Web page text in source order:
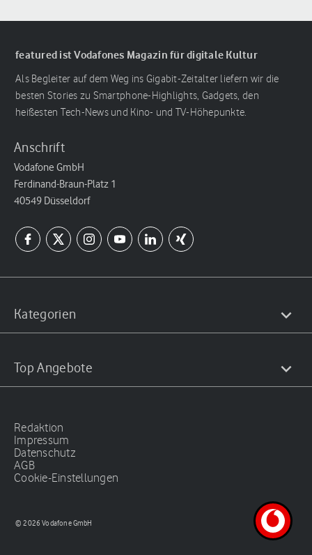
featured ist Vodafones Magazin für digitale Kultur
Als Begleiter auf dem Weg ins Gigabit-Zeitalter liefern wir die
besten Stories zu Smartphone-Highlights, Gadgets, den
heißesten Tech-News und Kino- und TV-Höhepunkte.
Anschrift
Vodafone GmbH
Ferdinand-Braun-Platz 1
40549 Düsseldorf
Kategorien
Top Angebote
Redaktion
Impressum
Datenschutz
AGB
Cookie-Einstellungen
© 2026 Vodafone GmbH